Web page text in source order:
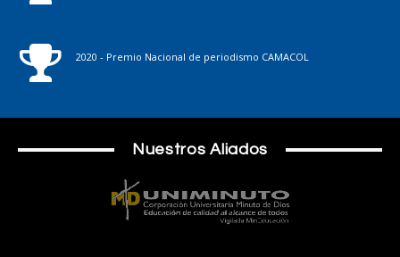
2020 - Premio Nacional de periodismo CAMACOL
Nuestros Aliados